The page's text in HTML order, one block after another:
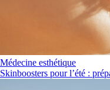
Médecine esthétique
Skinboosters pour l’été :